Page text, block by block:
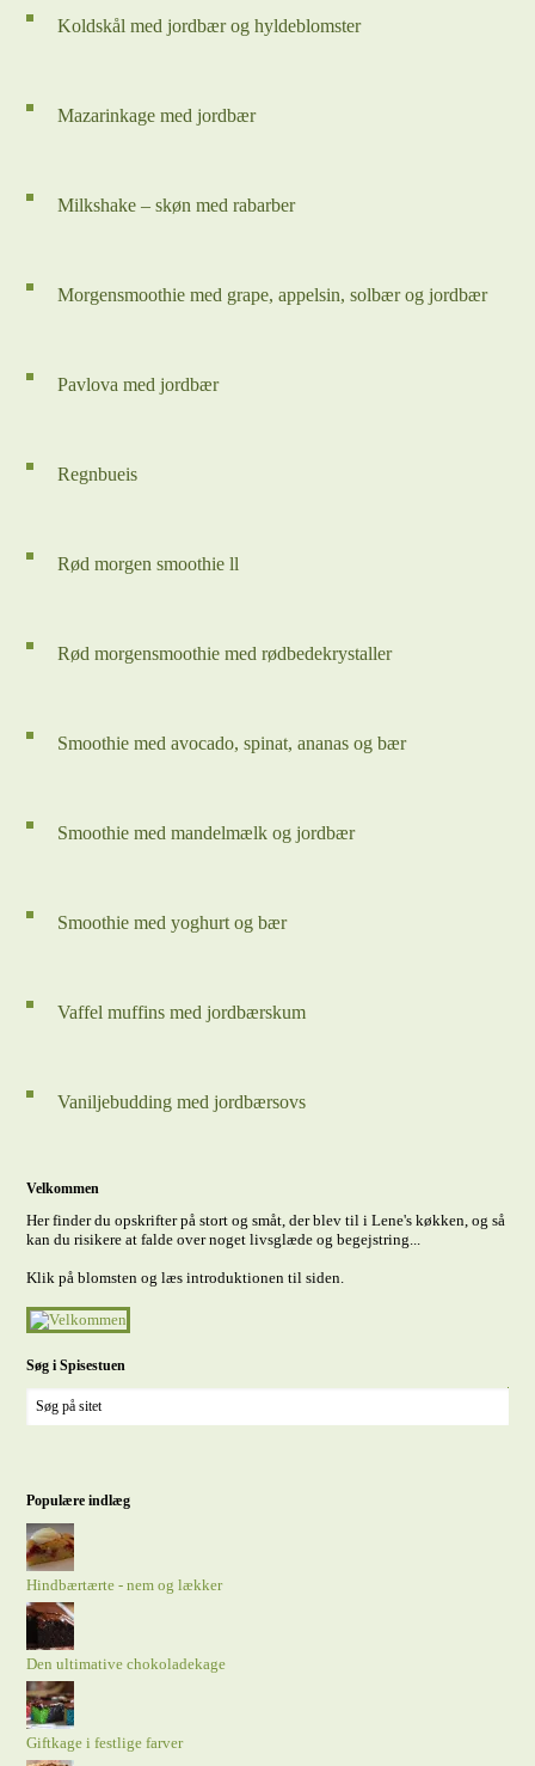
Koldskål med jordbær og hyldeblomster
Mazarinkage med jordbær
Milkshake – skøn med rabarber
Morgensmoothie med grape, appelsin, solbær og jordbær
Pavlova med jordbær
Regnbueis
Rød morgen smoothie ll
Rød morgensmoothie med rødbedekrystaller
Smoothie med avocado, spinat, ananas og bær
Smoothie med mandelmælk og jordbær
Smoothie med yoghurt og bær
Vaffel muffins med jordbærskum
Vaniljebudding med jordbærsovs
Velkommen
Her finder du opskrifter på stort og småt, der blev til i Lene's køkken, og så
kan du risikere at falde over noget livsglæde og begejstring...
Klik på blomsten og læs introduktionen til siden.
Søg i Spisestuen
Populære indlæg
Hindbærtærte - nem og lækker
Den ultimative chokoladekage
Giftkage i festlige farver